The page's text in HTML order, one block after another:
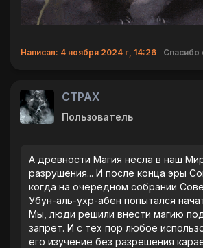
Написал: 4 ноября 2024 г, 14:26 Спасибо
CTPAX
Пользователь
А древности Магия несла в наш
разрушения... И после конца эры
когда на очередном собрании
Убун-аль-ухр-абен попытался
Мы, люди решили внести магию
запрет. И с тех пор любое
его изучение без разрешения